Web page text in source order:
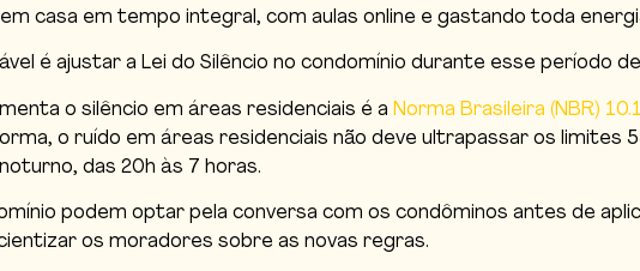
casa em tempo integral, com aulas online e gastando toda
é ajustar a Lei do Silêncio no condomínio durante esse período
o silêncio em áreas residenciais é a Norma Brasileira (NBR)
o ruído em áreas residenciais não deve ultrapassar os limites
das 20h às 7 horas.
podem optar pela conversa com os condôminos antes de
os moradores sobre as novas regras.